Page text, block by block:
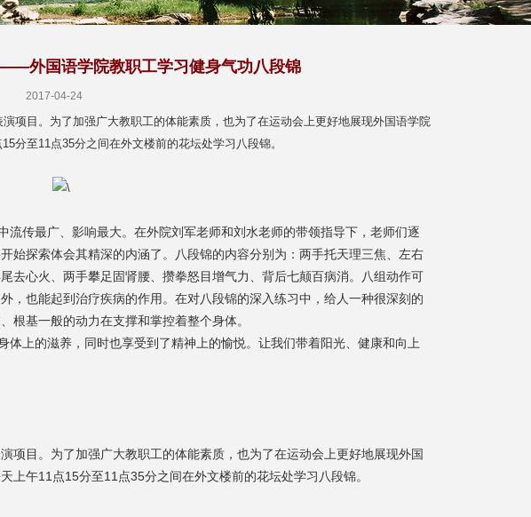
外国语学院教职工学习健身气功八段锦
2017-04-24
目。为了加强广大教职工的体能素质，也为了在运动会上更好地展现外国语学院
分至11点35分之间在外文楼前的花坛处学习八段锦。
传最广、影响最大。在外院刘军老师和刘水老师的带领指导下，老师们逐
始探索体会其精深的内涵了。八段锦的内容分别为：两手托天理三焦、左右
去心火、两手攀足固肾腰、攒拳怒目增气力、背后七颠百病消。八组动作可
，也能起到治疗疾病的作用。在对八段锦的深入练习中，给人一种很深刻的
根基一般的动力在支撑和掌控着整个身体。
上的滋养，同时也享受到了精神上的愉悦。让我们带着阳光、健康和向上
项目。为了加强广大教职工的体能素质，也为了在运动会上更好地展现外国
上午11点15分至11点35分之间在外文楼前的花坛处学习八段锦。